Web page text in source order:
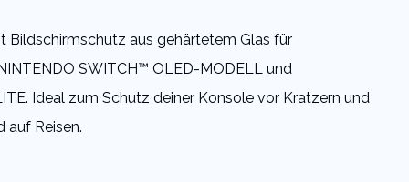
Bildschirmschutz aus gehärtetem Glas für
SWITCH™ OLED-MODELL und
Ideal zum Schutz deiner Konsole vor Kratzern und
auf Reisen.